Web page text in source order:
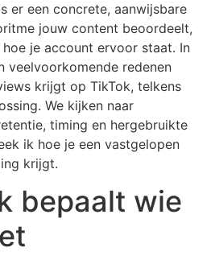
er een concrete, aanwijsbare
jouw content beoordeelt,
je account ervoor staat. In
veelvoorkomende redenen
krijgt op TikTok, telkens
We kijken naar
timing en hergebruikte
ik hoe je een vastgelopen
krijgt.
bepaalt wie